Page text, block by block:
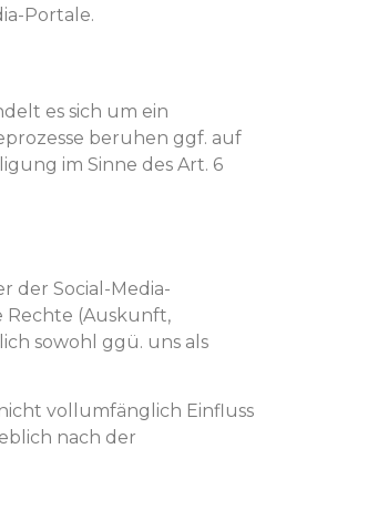
Portale.
es sich um ein
beruhen ggf. auf
im Sinne des Art. 6
der Social-Media-
Rechte (Auskunft,
sowohl ggü. uns als
vollumfänglich Einfluss
nach der